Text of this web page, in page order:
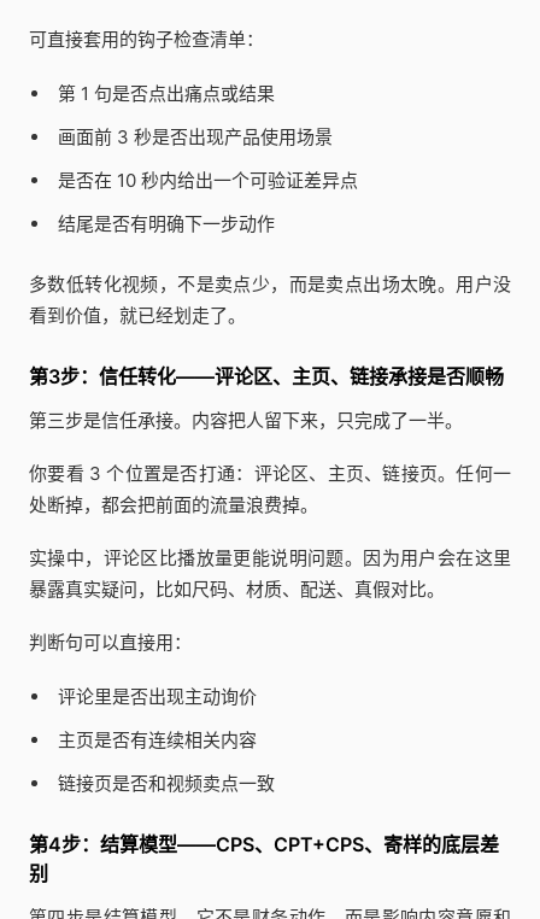
可直接套用的钩子检查清单：
第 1 句是否点出痛点或结果
画面前 3 秒是否出现产品使用场景
是否在 10 秒内给出一个可验证差异点
结尾是否有明确下一步动作
多数低转化视频，不是卖点少，而是卖点出场太晚。用户没
看到价值，就已经划走了。
第3步：信任转化——评论区、主页、链接承接是否顺畅
第三步是信任承接。内容把人留下来，只完成了一半。
你要看 3 个位置是否打通：评论区、主页、链接页。任何一
处断掉，都会把前面的流量浪费掉。
实操中，评论区比播放量更能说明问题。因为用户会在这里
暴露真实疑问，比如尺码、材质、配送、真假对比。
判断句可以直接用：
评论里是否出现主动询价
主页是否有连续相关内容
链接页是否和视频卖点一致
第4步：结算模型——CPS、CPT+CPS、寄样的底层差
别